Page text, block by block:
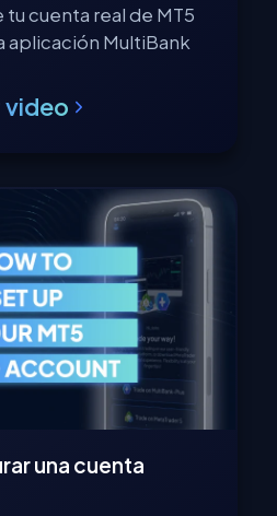
tu cuenta real de MT5
aplicación MultiBank
video
una cuenta